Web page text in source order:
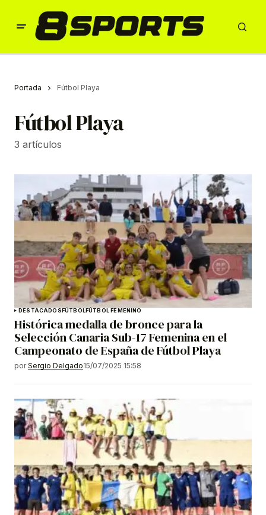
Portada Fútbol Playa
Fútbol Playa
3 artículos
DESTACADOSFÚTBOLFÚTBOL FEMENINO
Histórica medalla de bronce para la
Selección Canaria Sub-17 Femenina en el
Campeonato de España de Fútbol Playa
por Sergio Delgado15/07/2025 15:58